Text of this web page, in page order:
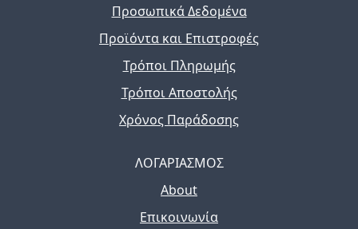
Προσωπικά Δεδομένα
Προϊόντα και Επιστροφές
Τρόποι Πληρωμής
Τρόποι Αποστολής
Χρόνος Παράδοσης
ΛΟΓΑΡΙΑΣΜΟΣ
About
Επικοινωνία